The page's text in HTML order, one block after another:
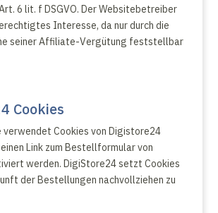
6 lit. f DSGVO. Der Websitebetreiber
Interesse, da nur durch die
seiner Affiliate-Vergütung feststellbar
Cookies
verwendet Cookies von Digistore24
Link zum Bestellformular von
werden. DigiStore24 setzt Cookies
der Bestellungen nachvollziehen zu